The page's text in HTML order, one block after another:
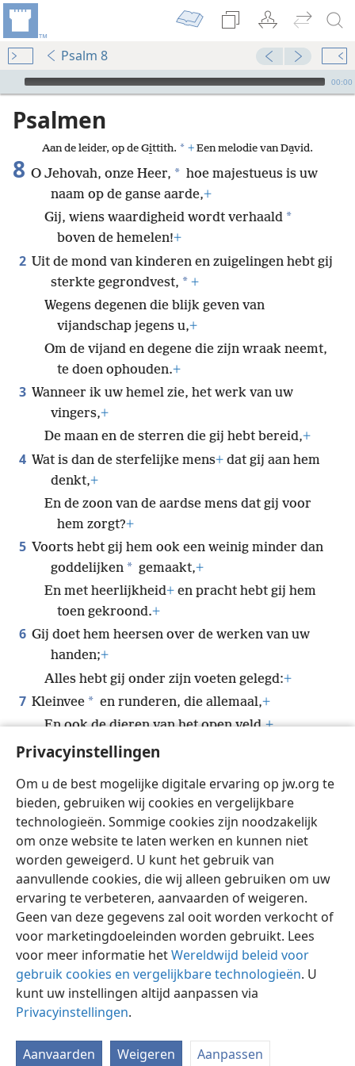
Privacyinstellingen
Om u de best mogelijke digitale ervaring op jw.org te
bieden, gebruiken wij cookies en vergelijkbare
technologieën. Sommige cookies zijn noodzakelijk
om onze website te laten werken en kunnen niet
worden geweigerd. U kunt het gebruik van
aanvullende cookies, die wij alleen gebruiken om uw
ervaring te verbeteren, aanvaarden of weigeren.
Geen van deze gegevens zal ooit worden verkocht of
voor marketingdoeleinden worden gebruikt. Lees
voor meer informatie hetWereldwijd beleid voor
gebruik cookies en vergelijkbare technologieën. U
kunt uw instellingen altijd aanpassen via
Privacyinstellingen.
Aanvaarden Weigeren Aanpassen
Psalm 8
Audio Player
00:00
Psalmen
Aan de leider, op de Gi̱ttith. * + Een melodie van Da̱vid.
8 O Jehovah, onze Heer, * hoe majestueus is uw
naam op de ganse aarde,+
Gij, wiens waardigheid wordt verhaald *
boven de hemelen!+
2 Uit de mond van kinderen en zuigelingen hebt gij
sterkte gegrondvest, * +
Wegens degenen die blijk geven van
vijandschap jegens u,+
Om de vijand en degene die zijn wraak neemt,
te doen ophouden.+
3 Wanneer ik uw hemel zie, het werk van uw
vingers,+
De maan en de sterren die gij hebt bereid,+
4 Wat is dan de sterfelijke mens+ dat gij aan hem
denkt,+
En de zoon van de aardse mens dat gij voor
hem zorgt?+
5 Voorts hebt gij hem ook een weinig minder dan
goddelijken * gemaakt,+
En met heerlijkheid+ en pracht hebt gij hem
toen gekroond.+
6 Gij doet hem heersen over de werken van uw
handen;+
Alles hebt gij onder zijn voeten gelegd:+
7 Kleinvee * en runderen, die allemaal,+
En ook de dieren van het open veld,+
8 De vogels van de hemel en de vissen der zee,
9
O Jehovah, onze Heer, hoe majestueus is uw
naam op de ganse aarde!
Nederlands Delen Instellingen
Copyright © 2026 Watch Tower Bible and Tract Society of Pennsylvania
Gebruiksvoorwaarden Privacybeleid
Privacyinstellingen
JW.ORG
Inloggen